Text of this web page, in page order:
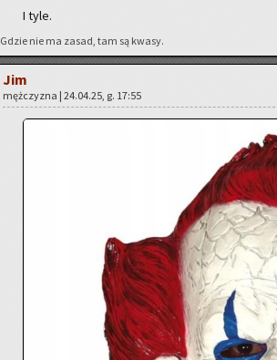
I tyle.
Gdzie nie ma zasad, tam są kwasy.
Jim
męż­czy­zna | 24.04.25, g. 17:55